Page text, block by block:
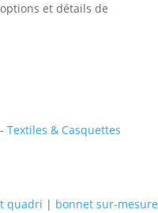
et détails de
-Textiles & Casquettes
quadri | bonnet sur-mesure